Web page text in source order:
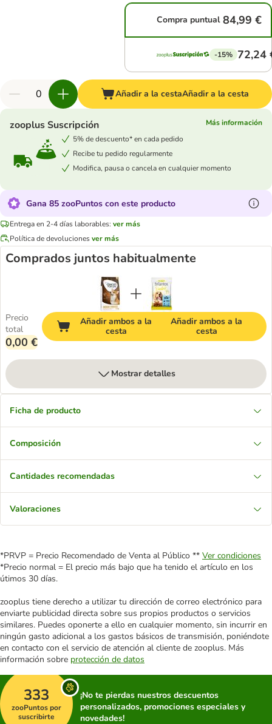
Compra puntual 84,99 €
-15% 72,24
Añadir a la cestaAñadir a la cesta
zooplus Suscripción
Más información
5% de descuento* en cada pedido
Recibe tu pedido regularmente
Modifica, pausa o cancela en cualquier momento
Gana 85 zooPuntos con este producto
Entrega en 2-4 días laborables: ver más
Política de devolucionesver más
Comprados juntos habitualmente
Precio
total
0,00 €
Añadir ambos a la
cesta
Añadir ambos a la
cesta
Mostrar detalles
Ficha de producto
Composición
Cantidades recomendadas
Valoraciones
*PRVP = Precio Recomendado de Venta al Público ** Ver condiciones
*Precio normal = El precio más bajo que ha tenido el artículo en los
útimos 30 días.
zooplus tiene derecho a utilizar tu dirección de correo electrónico para
enviarte publicidad directa sobre sus propios productos o servicios
similares. Puedes oponerte a ello en cualquier momento, sin incurrir en
ningún gasto adicional a los gastos básicos de transmisión, poniéndote
en contacto con el servicio de atención al cliente de zooplus. Más
información sobre protección de datos
333
zooPuntos por
suscribirte
¡No te pierdas nuestros descuentos
personalizados, promociones especiales y
novedades!